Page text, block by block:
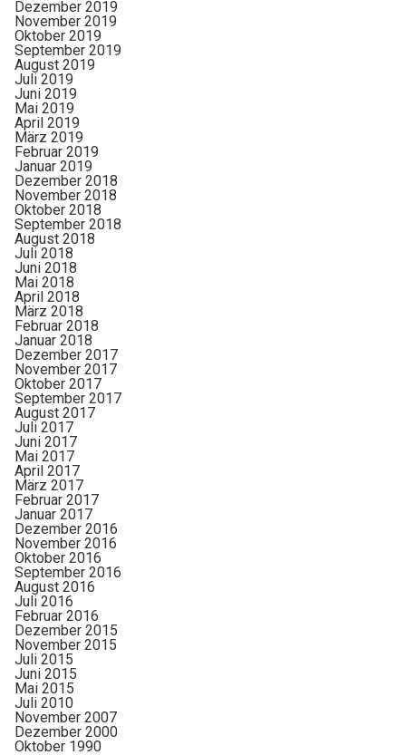
Dezember 2019
November 2019
Oktober 2019
September 2019
August 2019
Juli 2019
Juni 2019
Mai 2019
April 2019
März 2019
Februar 2019
Januar 2019
Dezember 2018
November 2018
Oktober 2018
September 2018
August 2018
Juli 2018
Juni 2018
Mai 2018
April 2018
März 2018
Februar 2018
Januar 2018
Dezember 2017
November 2017
Oktober 2017
September 2017
August 2017
Juli 2017
Juni 2017
Mai 2017
April 2017
März 2017
Februar 2017
Januar 2017
Dezember 2016
November 2016
Oktober 2016
September 2016
August 2016
Juli 2016
Februar 2016
Dezember 2015
November 2015
Juli 2015
Juni 2015
Mai 2015
Juli 2010
November 2007
Dezember 2000
Oktober 1990